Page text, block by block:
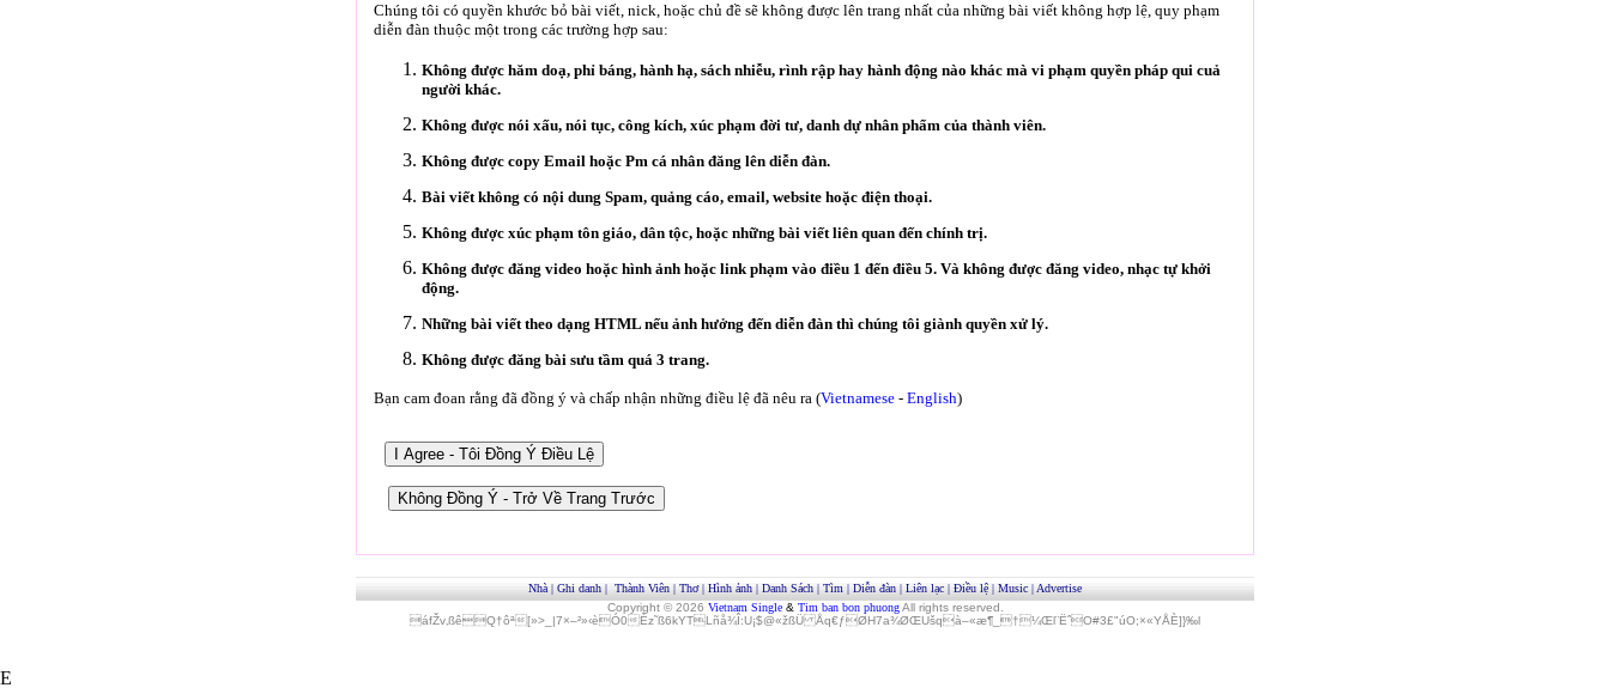
Chúng tôi có quyền khước bỏ bài viết, nick, hoặc chủ đề sẽ không được lên trang nhất của những bài viết không hợp lệ, quy phạm
diễn đàn thuộc một trong các trường hợp sau:
Không được hăm doạ, phỉ báng, hành hạ, sách nhiễu, rình rập hay hành động nào khác mà vi phạm quyền pháp qui cuả
người khác.
Không được nói xấu, nói tục, công kích, xúc phạm đời tư, danh dự nhân phẩm của thành viên.
Không được copy Email hoặc Pm cá nhân đăng lên diễn đàn.
Bài viết không có nội dung Spam, quảng cáo, email, website hoặc điện thoại.
Không được xúc phạm tôn giáo, dân tộc, hoặc những bài viết liên quan đến chính trị.
Không được đăng video hoặc hình ảnh hoặc link phạm vào điều 1 đến điều 5. Và không được đăng video, nhạc tự khởi
động.
Những bài viết theo dạng HTML nếu ảnh hưởng đến diễn đàn thì chúng tôi giành quyền xử lý.
Không được đăng bài sưu tầm quá 3 trang.
Bạn cam đoan rằng đã đồng ý và chấp nhận những điều lệ đã nêu ra (Vietnamese - English)
Nhà | Ghi danh | Thành Viên | Thơ| Hình ảnh | Danh Sách | Tìm | Diễn đàn | Liên lạc | Điều lệ | Music | Advertise
Copyright © 2026 Vietnam Single& Tim ban bon phuong All rights reserved.
áfŽv‚ßêQ†ôª[»>_|7×–²»‹èÓ0Èz˜ß6kYTLñå¾Î:U¡$@«žßÜ Åq€ƒØH7a¾ØŒUšqà–«æ¶_†¼Œl¨ËˆO#3£"úO;×«Y­ÅÈ]}‰l
E